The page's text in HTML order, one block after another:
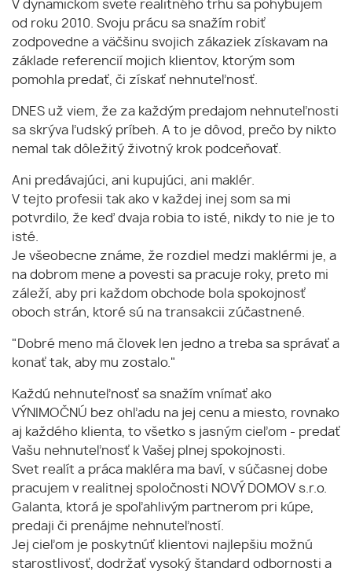
V dynamickom svete realitného trhu sa pohybujem
od roku 2010. Svoju prácu sa snažím robiť
zodpovedne a väčšinu svojich zákaziek získavam na
základe referencií mojich klientov, ktorým som
pomohla predať, či získať nehnuteľnosť.
DNES už viem, že za každým predajom nehnuteľnosti
sa skrýva ľudský príbeh. A to je dôvod, prečo by nikto
nemal tak dôležitý životný krok podceňovať.
Ani predávajúci, ani kupujúci, ani maklér.
V tejto profesii tak ako v každej inej som sa mi
potvrdilo, že keď dvaja robia to isté, nikdy to nie je to
isté.
Je všeobecne známe, že rozdiel medzi maklérmi je, a
na dobrom mene a povesti sa pracuje roky, preto mi
záleží, aby pri každom obchode bola spokojnosť
oboch strán, ktoré sú na transakcii zúčastnené.
"Dobré meno má človek len jedno a treba sa správať a
konať tak, aby mu zostalo."
Každú nehnuteľnosť sa snažím vnímať ako
VÝNIMOČNÚ bez ohľadu na jej cenu a miesto, rovnako
aj každého klienta, to všetko s jasným cieľom - predať
Vašu nehnuteľnosť k Vašej plnej spokojnosti.
Svet realít a práca makléra ma baví, v súčasnej dobe
pracujem v realitnej spoločnosti NOVÝ DOMOV s.r.o.
Galanta, ktorá je spoľahlivým partnerom pri kúpe,
predaji či prenájme nehnuteľností.
Jej cieľom je poskytnúť klientovi najlepšiu možnú
starostlivosť, dodržať vysoký štandard odbornosti a